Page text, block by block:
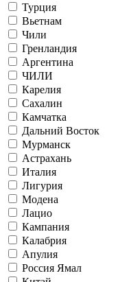
Турция
Вьетнам
Чили
Гренландия
Аргентина
ЧИЛИ
Карелия
Сахалин
Камчатка
Дальний Восток
Мурманск
Астрахань
Италия
Лигурия
Модена
Лацио
Кампания
Калабрия
Апулия
Россия Ямал